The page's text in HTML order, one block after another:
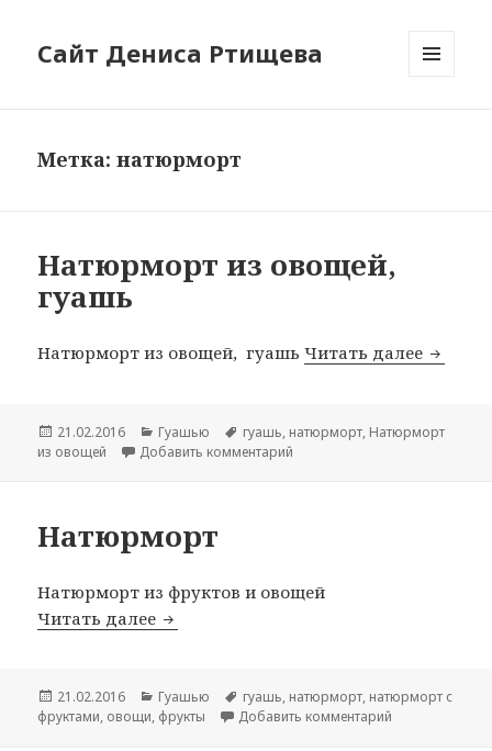
Сайт Дениса Ртищева
Метка: натюрморт
Натюрморт из овощей,
гуашь
Натюрморт из овощей, гуашьЧитать далее
Опубликовано
21.02.2016 Рубрики
Гуашью Метки
гуашь, натюрморт, Натюрморт
из овощей
Добавить комментарий
Натюрморт
Натюрморт из фруктов и овощей
Читать далее Натюрморт
Опубликовано
21.02.2016 Рубрики
Гуашью Метки
гуашь, натюрморт, натюрморт с
фруктами, овощи, фрукты Добавить комментарий